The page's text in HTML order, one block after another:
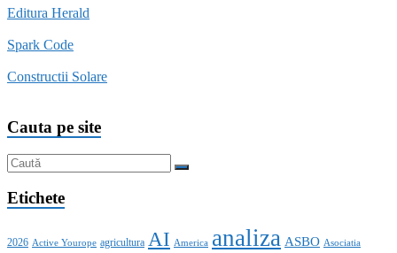
Editura Herald
Spark Code
Constructii Solare
Cauta pe site
Etichete
2026 Active Yourope agricultura AI America analiza ASBO Asociatia